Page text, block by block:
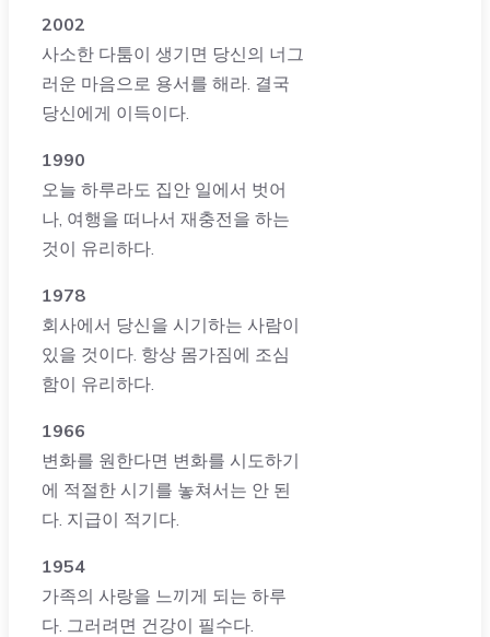
2002
사소한 다툼이 생기면 당신의 너그
러운 마음으로 용서를 해라. 결국
당신에게 이득이다.
1990
오늘 하루라도 집안 일에서 벗어
나, 여행을 떠나서 재충전을 하는
것이 유리하다.
1978
회사에서 당신을 시기하는 사람이
있을 것이다. 항상 몸가짐에 조심
함이 유리하다.
1966
변화를 원한다면 변화를 시도하기
에 적절한 시기를 놓쳐서는 안 된
다. 지급이 적기다.
1954
가족의 사랑을 느끼게 되는 하루
다. 그러려면 건강이 필수다.